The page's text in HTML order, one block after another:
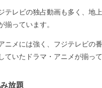
テレビの独占動画も多く、地
揃っています。
ニメには強く、フジテレビの
いたドラマ・アニメが揃っ
放題